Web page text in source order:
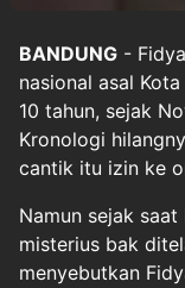
BANDUNG -
nasional asal
10 tahun, sejak
Kronologi
cantik itu izin ke
Namun sejak
misterius bak
menyebutkan